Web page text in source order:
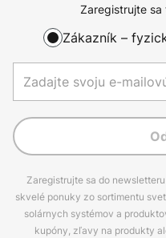
Zaregistrujte
Zákazník –
Zaregistrujte sa do
skvelé ponuky zo sortimentu
solárnych systémov a
kupóny, zľavy na produkty